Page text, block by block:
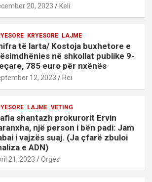
20, 2023 Keli
KRYESORE LAJME
të larta/ Kostoja buxhetore e
në shkollat publike 9-
785 euro për nxënës
12, 2023 Rei
LAJME VETING
shantazh prokurorit Ervin
një person i bën padi: Jam
i vajzës suaj. (Ja çfarë zbuloi
e ADN)
21, 2023 Orges